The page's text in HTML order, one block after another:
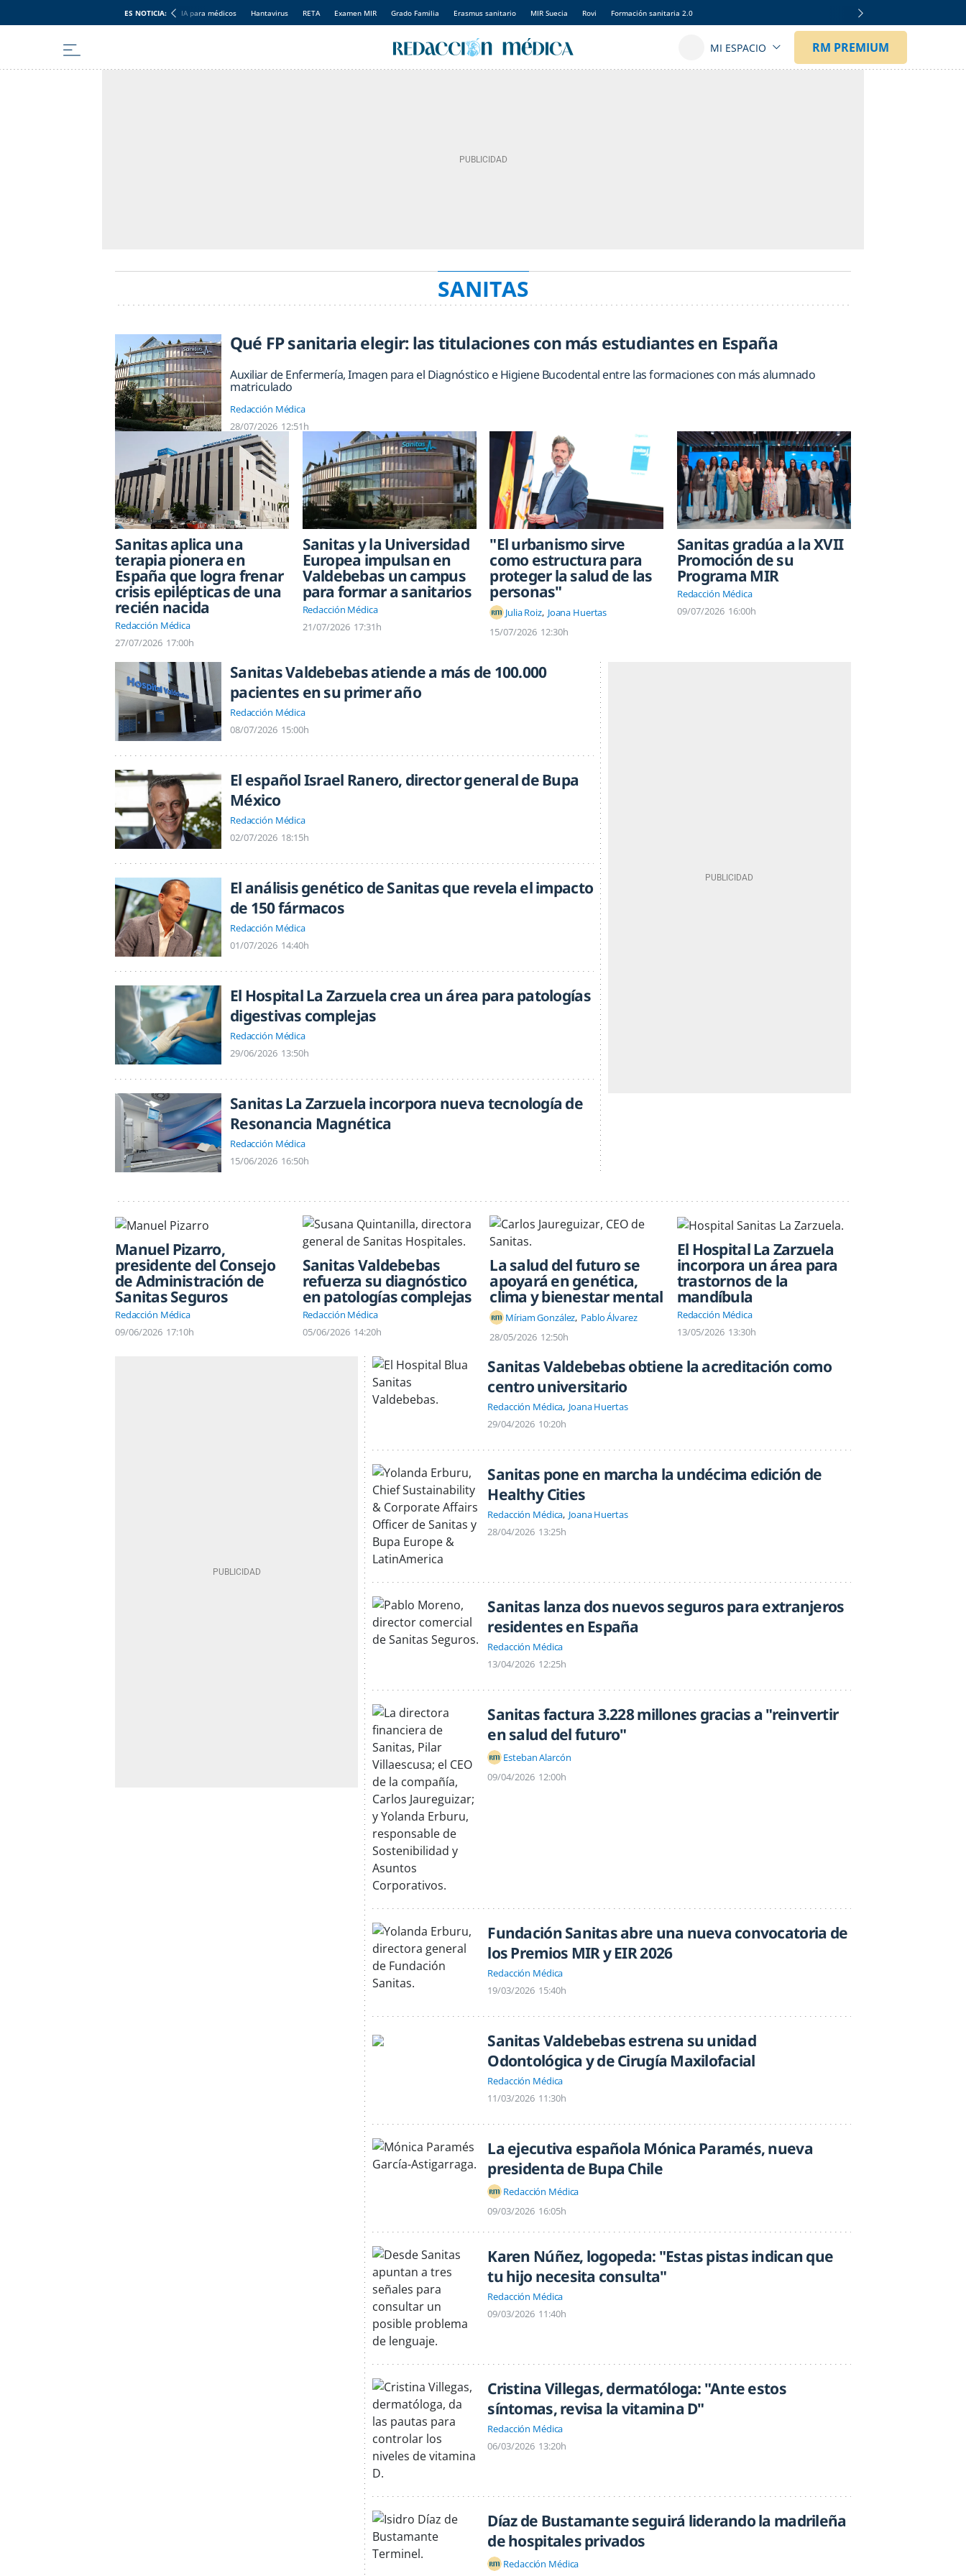
ES NOTICIA: IA para médicos Hantavirus RETA Examen MIR Grado Familia Erasmus sanitario MIR Suecia Rovi Formación sanitaria 2.0
SANITAS
Qué FP sanitaria elegir: las titulaciones con más estudiantes en España
Auxiliar de Enfermería, Imagen para el Diagnóstico e Higiene Bucodental entre las formaciones con más alumnado
matriculado
Redacción Médica
28/07/2026 12:51h
Sanitas aplica una
terapia pionera en
España que logra frenar
crisis epilépticas de una
recién nacida
Redacción Médica
27/07/2026 17:00h
Sanitas y la Universidad
Europea impulsan en
Valdebebas un campus
para formar a sanitarios
Redacción Médica
21/07/2026 17:31h
"El urbanismo sirve
como estructura para
proteger la salud de las
personas"
Julia Roiz Joana Huertas
15/07/2026 12:30h
Sanitas gradúa a la XVII
Promoción de su
Programa MIR
Redacción Médica
09/07/2026 16:00h
Sanitas Valdebebas atiende a más de 100.000
pacientes en su primer año
Redacción Médica
08/07/2026 15:00h
El español Israel Ranero, director general de Bupa
México
Redacción Médica
02/07/2026 18:15h
El análisis genético de Sanitas que revela el impacto
de 150 fármacos
Redacción Médica
01/07/2026 14:40h
El Hospital La Zarzuela crea un área para patologías
digestivas complejas
Redacción Médica
29/06/2026 13:50h
Sanitas La Zarzuela incorpora nueva tecnología de
Resonancia Magnética
Redacción Médica
15/06/2026 16:50h
Manuel Pizarro,
presidente del Consejo
de Administración de
Sanitas Seguros
Redacción Médica
09/06/2026 17:10h
Sanitas Valdebebas
refuerza su diagnóstico
en patologías complejas
Redacción Médica
05/06/2026 14:20h
La salud del futuro se
apoyará en genética,
clima y bienestar mental
Míriam González Pablo Álvarez
28/05/2026 12:50h
El Hospital La Zarzuela
incorpora un área para
trastornos de la
mandíbula
Redacción Médica
13/05/2026 13:30h
Sanitas Valdebebas obtiene la acreditación como
centro universitario
Redacción Médica Joana Huertas
29/04/2026 10:20h
Sanitas pone en marcha la undécima edición de
Healthy Cities
Redacción Médica Joana Huertas
28/04/2026 13:25h
Sanitas lanza dos nuevos seguros para extranjeros
residentes en España
Redacción Médica
13/04/2026 12:25h
Sanitas factura 3.228 millones gracias a "reinvertir
en salud del futuro"
Esteban Alarcón
09/04/2026 12:00h
Fundación Sanitas abre una nueva convocatoria de
los Premios MIR y EIR 2026
Redacción Médica
19/03/2026 15:40h
Sanitas Valdebebas estrena su unidad
Odontológica y de Cirugía Maxilofacial
Redacción Médica
11/03/2026 11:30h
La ejecutiva española Mónica Paramés, nueva
presidenta de Bupa Chile
Redacción Médica
09/03/2026 16:05h
Karen Núñez, logopeda: "Estas pistas indican que
tu hijo necesita consulta"
Redacción Médica
09/03/2026 11:40h
Cristina Villegas, dermatóloga: "Ante estos
síntomas, revisa la vitamina D"
Redacción Médica
06/03/2026 13:20h
Díaz de Bustamante seguirá liderando la madrileña
de hospitales privados
Redacción Médica